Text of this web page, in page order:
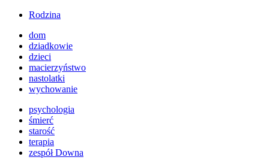
Rodzina
dom
dziadkowie
dzieci
macierzyństwo
nastolatki
wychowanie
psychologia
śmierć
starość
terapia
zespół Downa